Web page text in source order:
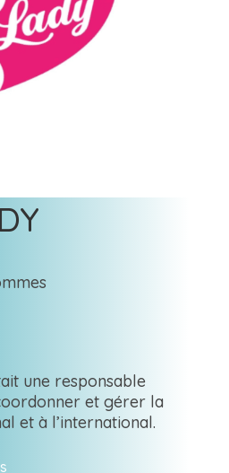
une responsable
et gérer la
età l’international.